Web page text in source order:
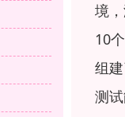
境
10
组
测